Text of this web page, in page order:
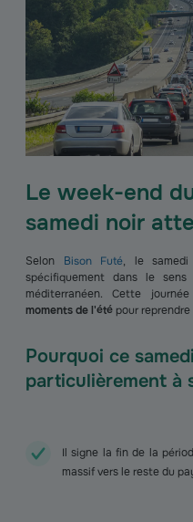
Le week-end
samedi noir
Selon Bison Futé, le
spécifiquement dans le
méditerranéen. Cette
moments de l'été pour
Pourquoi ce
particulièrement à
Il signe la fin de la
massif vers le reste du